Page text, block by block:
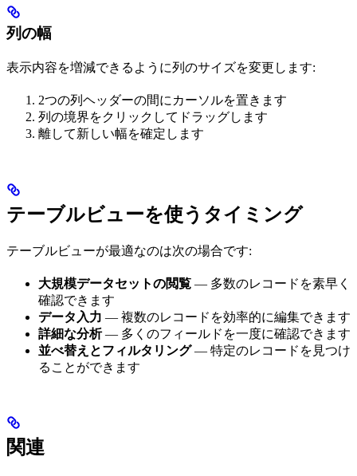
列の幅
表示内容を増減できるように列のサイズを変更します:
2つの列ヘッダーの間にカーソルを置きます
列の境界をクリックしてドラッグします
離して新しい幅を確定します
テーブルビューを使うタイミング
テーブルビューが最適なのは次の場合です:
大規模データセットの閲覧 — 多数のレコードを素早く
確認できます
データ入力 — 複数のレコードを効率的に編集できます
詳細な分析— 多くのフィールドを一度に確認できます
並べ替えとフィルタリング— 特定のレコードを見つけ
ることができます
関連